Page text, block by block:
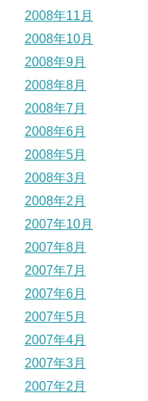
2008年11月
2008年10月
2008年9月
2008年8月
2008年7月
2008年6月
2008年5月
2008年3月
2008年2月
2007年10月
2007年8月
2007年7月
2007年6月
2007年5月
2007年4月
2007年3月
2007年2月